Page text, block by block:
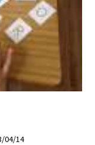
04/14